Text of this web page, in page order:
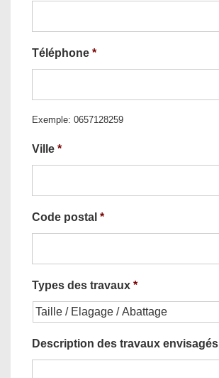
Téléphone *
Exemple: 0657128259
Ville *
Code postal *
Types des travaux *
Description des travaux envisagés